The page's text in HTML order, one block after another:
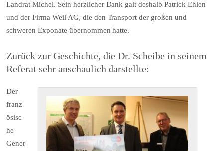
Landrat Michel. Sein herzlicher Dank galt deshalb Patrick Ehlen
und der Firma Weil AG, die den Transport der großen und
schweren Exponate übernommen hatte.
Zurück zur Geschichte, die Dr. Scheibe in seinem
Referat sehr anschaulich darstellte:
Der
franz
ösisc
he
Gener